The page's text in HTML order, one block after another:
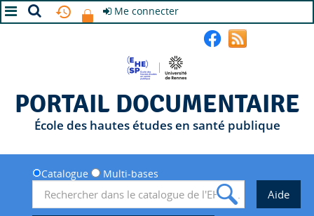
Me connecter
PORTAIL DOCUMENTAIRE
École des hautes études en santé publique
Catalogue Multi-bases